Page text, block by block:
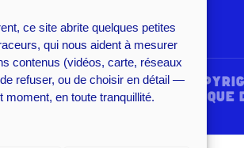
ce site abrite quelques petites
qui nous aident à mesurer
contenus (vidéos, carte, réseaux
refuser, ou de choisir en détail —
en toute tranquillité.
LE THÉÂTRE D'ARDOISE |
MENTIONS LÉGALES·